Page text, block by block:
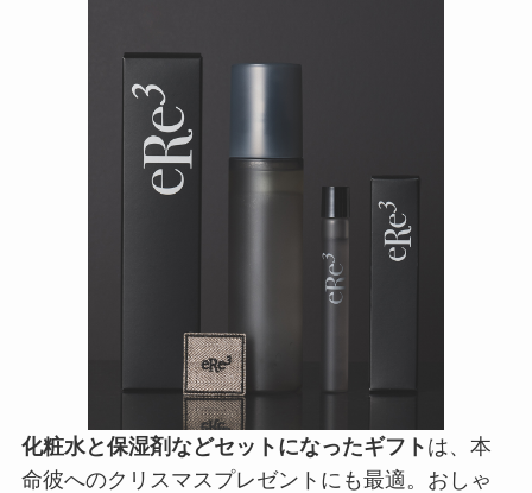
化粧水と保湿剤などセットになったギフト は、本
命彼へのクリスマスプレゼントにも最適。おしゃ